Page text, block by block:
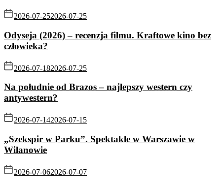
2026-07-252026-07-25
Odyseja (2026) – recenzja filmu. Kraftowe kino bez
człowieka?
2026-07-182026-07-25
Na południe od Brazos – najlepszy western czy
antywestern?
2026-07-142026-07-15
„Szekspir w Parku”. Spektakle w Warszawie w
Wilanowie
2026-07-062026-07-07